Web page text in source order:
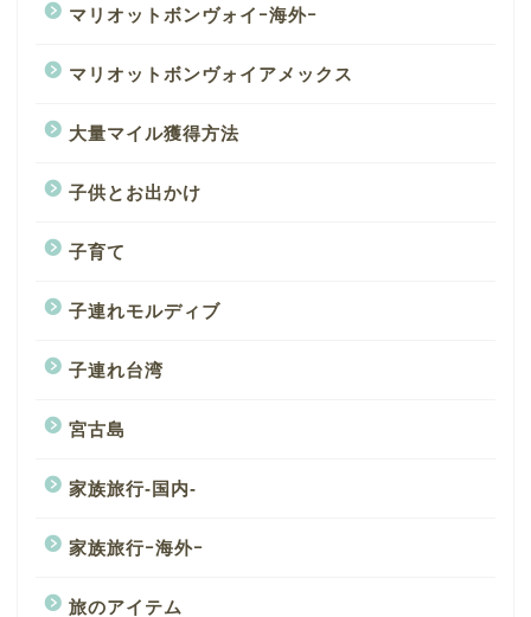
マリオットボンヴォイｰ海外ｰ
マリオットボンヴォイアメックス
大量マイル獲得方法
子供とお出かけ
子育て
子連れモルディブ
子連れ台湾
宮古島
家族旅行-国内-
家族旅行ｰ海外ｰ
旅のアイテム